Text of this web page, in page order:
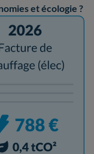
et écologie ?